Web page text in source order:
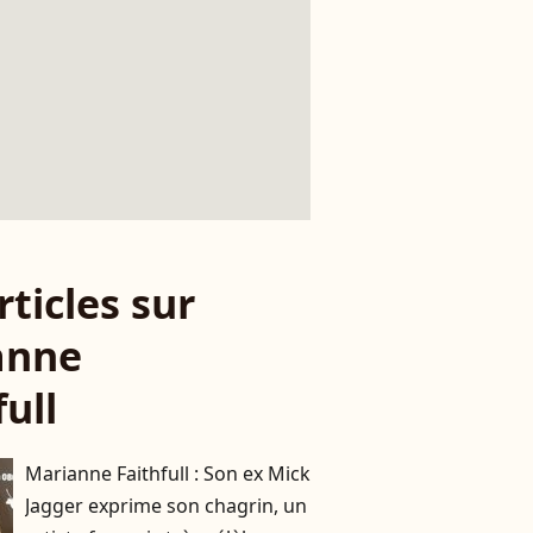
sur
Marianne Faithfull : Son ex Mick
Jagger exprime son chagrin, un